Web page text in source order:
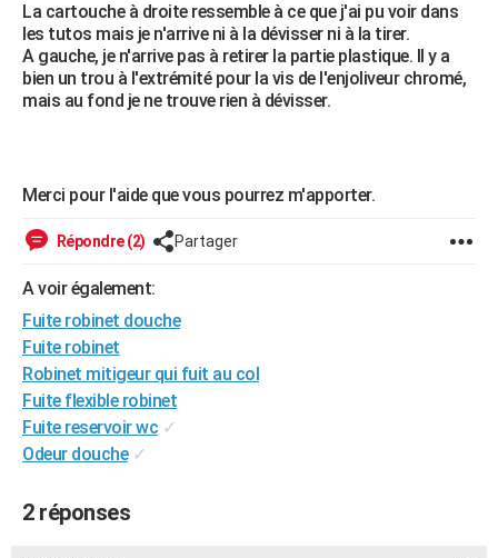
GUIDES D'ACHAT
BONS PLANS
CARTE DE VOEUX
Dictionnaire
Biographies
Citations
Expressions
Proverbes
PROGRAMME TV
COPAINS D'AVANT
S'inscrire
Se connecter
Lycées
Collèges
Primaires
Universités
Entreprises
Service militaire
Avis de recherche
AVIS DE DÉCÈS
FORUM
Bricolage
Lifestyle
Culture
Sport
Auto
Television
Voyage
Cinema
La cartouche à droite ressemble à ce que j'ai pu voir dans
les tutos mais je n'arrive ni à la dévisser ni à la tirer.
A gauche, je n'arrive pas à retirer la partie plastique. Il y a
bien un trou à l'extrémité pour la vis de l'enjoliveur chromé,
mais au fond je ne trouve rien à dévisser.
Merci pour l'aide que vous pourrez m'apporter.
Répondre (2) Partager
A voir également:
Fuite robinet douche
Fuite robinet
Robinet mitigeur qui fuit au col
Fuite flexible robinet
Fuite reservoir wc ✓
Odeur douche ✓
2 réponses